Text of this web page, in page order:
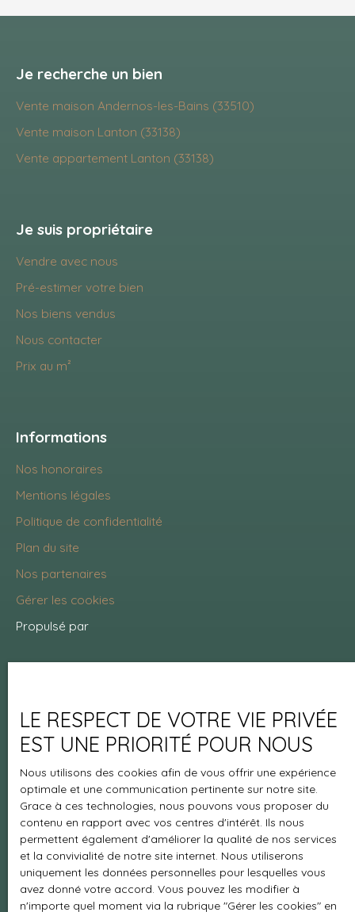
Je recherche un bien
Vente maison Andernos-les-Bains (33510)
Vente maison Lanton (33138)
Vente appartement Lanton (33138)
Je suis propriétaire
Vendre avec nous
Pré-estimer votre bien
Nos biens vendus
Nous contacter
Prix au m²
Informations
Nos honoraires
Mentions légales
Politique de confidentialité
Plan du site
Nos partenaires
Gérer les cookies
Propulsé par
+33 5 57 70 36 43
28 Avenue Gutenberg
Andernos les Bains
LE RESPECT DE VOTRE VIE PRIVÉE
EST UNE PRIORITÉ POUR NOUS
Nous utilisons des cookies afin de vous offrir une expérience
optimale et une communication pertinente sur notre site.
Grace à ces technologies, nous pouvons vous proposer du
contenu en rapport avec vos centres d'intérêt. Ils nous
permettent également d'améliorer la qualité de nos services
et la convivialité de notre site internet. Nous utiliserons
uniquement les données personnelles pour lesquelles vous
avez donné votre accord. Vous pouvez les modifier à
n'importe quel moment via la rubrique ″Gérer les cookies″ en